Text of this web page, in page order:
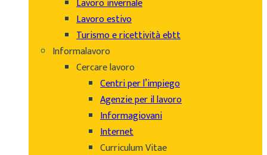
Lavoro estivo
Turismo e ricettività ebtt
Informalavoro
Cercare lavoro
Centri per l’impiego
Agenzie per il lavoro
Informagiovani
Internet
Curriculum Vitae